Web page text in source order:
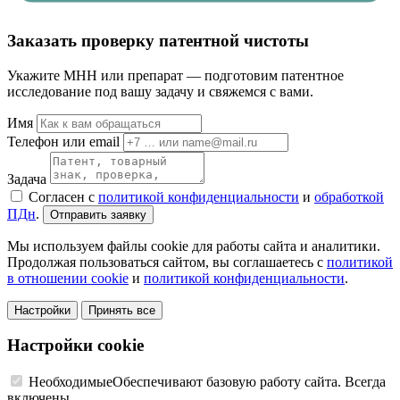
Заказать проверку патентной чистоты
Укажите МНН или препарат — подготовим патентное
исследование под вашу задачу и свяжемся с вами.
Имя
Телефон или email
Задача
Согласен с политикой конфиденциальности и обработкой
ПДн. Отправить заявку
Мы используем файлы cookie для работы сайта и аналитики.
Продолжая пользоваться сайтом, вы соглашаетесь с политикой
в отношении cookie и политикой конфиденциальности.
Настройки Принять все
Настройки cookie
НеобходимыеОбеспечивают базовую работу сайта. Всегда